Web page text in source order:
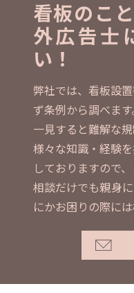
看板のこ
外広告士
い！
弊社では、看板設
ず条例から調べます
一見すると難解な
様々な知識・経験
しておりますので
相談だけでも親身
にかお困りの際に